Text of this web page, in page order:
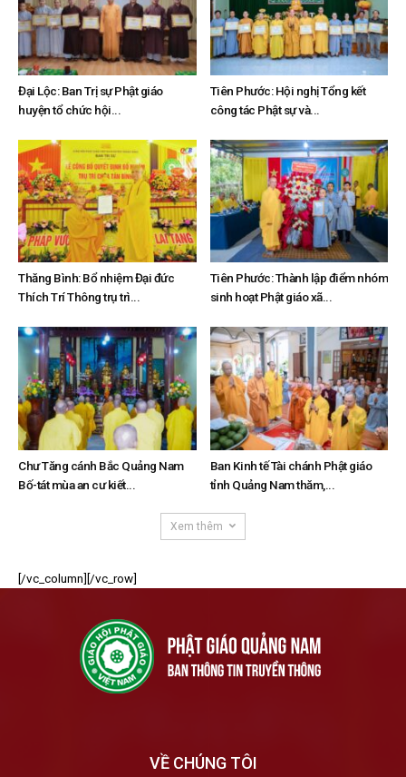
Đại Lộc: Ban Trị sự Phật giáo
huyện tổ chức hội...
Tiên Phước: Hội nghị Tổng kết
công tác Phật sự và...
Thăng Bình: Bổ nhiệm Đại đức
Thích Trí Thông trụ trì...
Tiên Phước: Thành lập điểm nhóm
sinh hoạt Phật giáo xã...
Chư Tăng cánh Bắc Quảng Nam
Bố-tát mùa an cư kiết...
Ban Kinh tế Tài chánh Phật giáo
tỉnh Quảng Nam thăm,...
Xem thêm
[/vc_column][/vc_row]
VỀ CHÚNG TÔI